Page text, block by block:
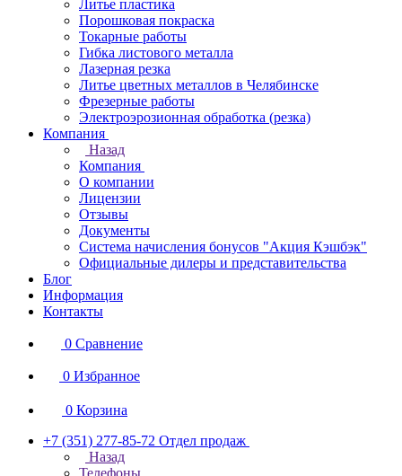
Литье пластика
Порошковая покраска
Токарные работы
Гибка листового металла
Лазерная резка
Литье цветных металлов в Челябинске
Фрезерные работы
Электроэрозионная обработка (резка)
Компания
Назад
Компания
О компании
Лицензии
Отзывы
Документы
Система начисления бонусов "Акция Кэшбэк"
Официальные дилеры и представительства
Блог
Информация
Контакты
0 Сравнение
0 Избранное
0 Корзина
+7 (351) 277-85-72 Отдел продаж
Назад
Телефоны